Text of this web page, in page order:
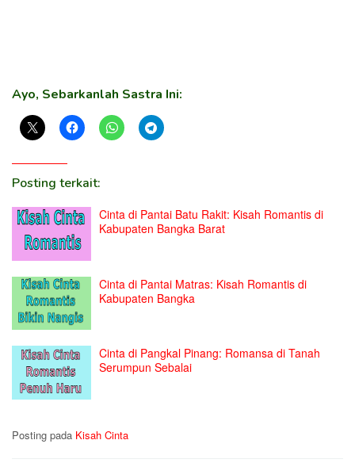
Ayo, Sebarkanlah Sastra Ini:
Posting terkait:
Cinta di Pantai Batu Rakit: Kisah Romantis di
Kabupaten Bangka Barat
Cinta di Pantai Matras: Kisah Romantis di
Kabupaten Bangka
Cinta di Pangkal Pinang: Romansa di Tanah
Serumpun Sebalai
Posting pada Kisah Cinta